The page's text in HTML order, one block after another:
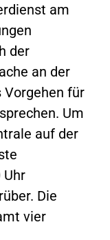
am
der
an der
Vorgehen für
Um
auf der
Uhr
Die
vier